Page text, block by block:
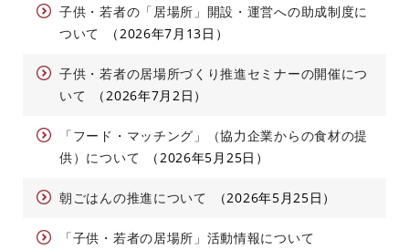
子供・若者の「居場所」開設・運営への助成制度に
ついて
2026年7月13日
子供・若者の居場所づくり推進セミナーの開催につ
いて
2026年7月2日
「フード・マッチング」（協力企業からの食材の提
供）について
2026年5月25日
朝ごはんの推進について 2026年5月25日
「子供・若者の居場所」活動情報について